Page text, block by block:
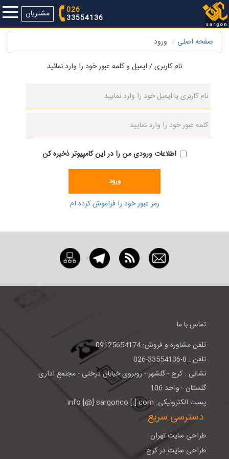
مشتریان 026
33554136
صفحه اصلی ورود
نام کاربری / ایمیل و كلمه عبور خود را وارد نمائيد
اطلاعات ورودی من را در این کامپیوتر ذخیره کن
رمز عبور خود را فراموش كرده ام
تماس با ما
تلفن مشاوره و فروش: 09125654174
تلفن : 8-33554136-026
نشانی : كرج - گلشهر - روبروی خيابان درختی - مجتمع اداری
گلستان - واحد 106
پست الکترونیکی: info [@] sargonco [.] com
دسترسی سریع
طراحی سایت تهران
طراحی سایت در کرج